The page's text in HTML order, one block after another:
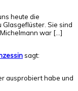
heute die
Glasgeflüster. Sie sind
war […]
sagt:
ausprobiert habe und